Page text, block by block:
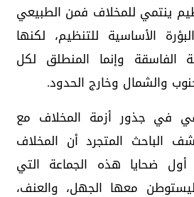
ينتمي للمخلاف فمن الطبيعي
الأساسية للتنظيم، لكنها
الفاسقة وإنما المنطلق لكل
والشمال وخارج الحدود.
في جذور أزمة المخلاف مع
الباحث المتجرد أن المخلاف
ضحايا هذه الجماعة التي
معها الجهل، والعنف،